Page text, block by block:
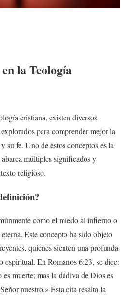
la Teología
cristiana, existen diversos
para comprender mejor la
su fe. Uno de estos conceptos es la
múltiples significados y
religioso.
como el miedo al infierno o
Este concepto ha sido objeto
quienes sienten una profunda
espiritual. En Romanos 6:23, se dice:
es muerte; mas la dádiva de Dios es
nuestro.» Esta cita resalta la